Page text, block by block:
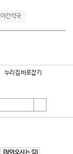
야간약국
누리집 바로잡기
[찾아오시는 길]